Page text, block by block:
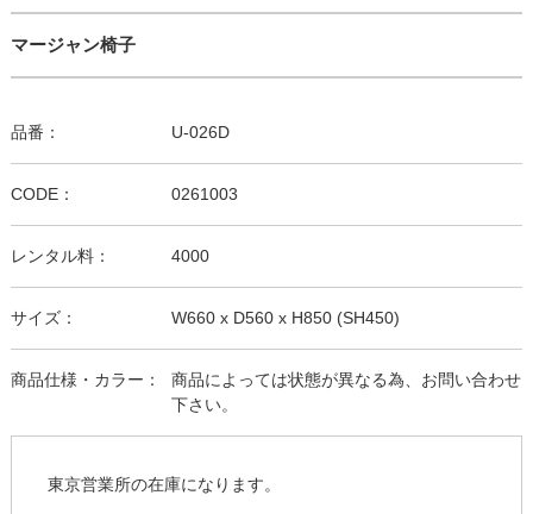
マージャン椅子
品番： U-026D
CODE： 0261003
レンタル料： 4000
サイズ： W660 x D560 x H850 (SH450)
商品仕様・カラー：
商品によっては状態が異なる為、お問い合わせ
下さい。
東京営業所の在庫になります。